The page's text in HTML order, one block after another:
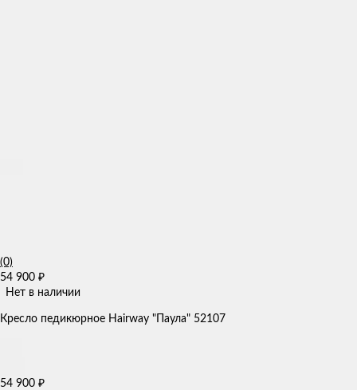
(0)
54 900 ₽
Нет в наличии
Кресло педикюрное Hairway "Паула" 52107
54 900 ₽